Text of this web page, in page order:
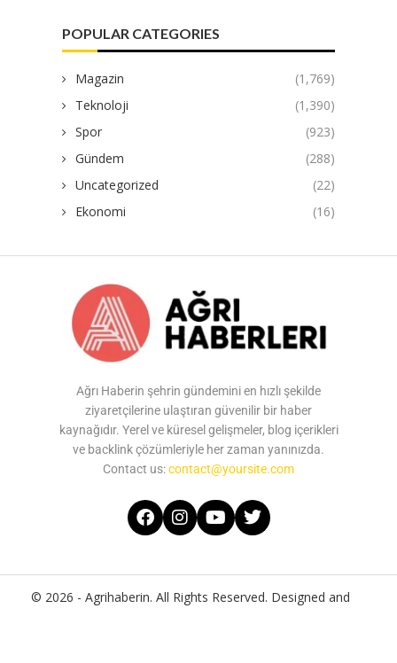
POPULAR CATEGORIES
Magazin
(1,769)
Teknoloji
(1,390)
Spor
(923)
Gündem
(288)
Uncategorized
(22)
Ekonomi
(16)
Ağrı Haberin şehrin gündemini en hızlı şekilde
ziyaretçilerine ulaştıran güvenilir bir haber
kaynağıdır. Yerel ve küresel gelişmeler, blog içerikleri
ve backlink çözümleriyle her zaman yanınızda.
Contact us:contact@yoursite.com
© 2026 - Agrihaberin. All Rights Reserved. Designed and